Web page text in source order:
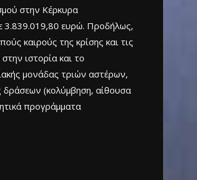
στην Κέρκυρα
3.839.019,80 ευρώ. Προδήλως,
καιρούς της κρίσης και τις
ιστορία και το
μονάδας τριών αστέρων,
δράσεων (κολύμβηση, αίθουσα
προγράμματα